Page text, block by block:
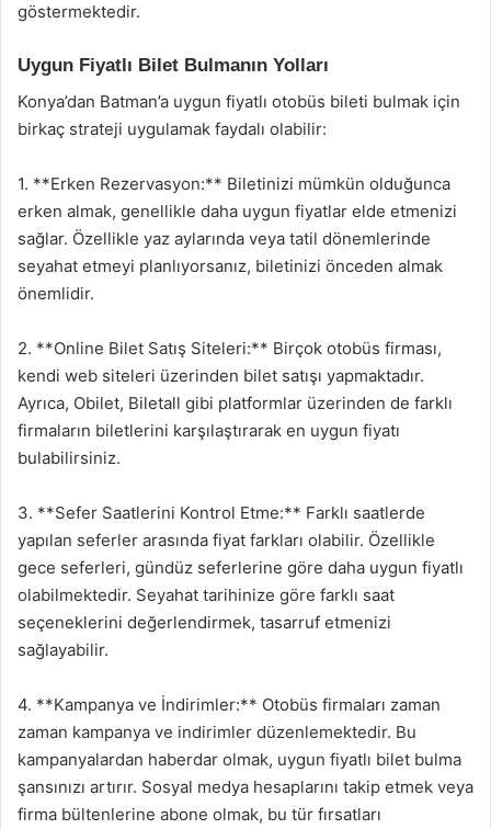
göstermektedir.
Uygun Fiyatlı Bilet Bulmanın Yolları
Konya’dan Batman’a uygun fiyatlı otobüs bileti bulmak için
birkaç strateji uygulamak faydalı olabilir:
1. **Erken Rezervasyon:** Biletinizi mümkün olduğunca
erken almak, genellikle daha uygun fiyatlar elde etmenizi
sağlar. Özellikle yaz aylarında veya tatil dönemlerinde
seyahat etmeyi planlıyorsanız, biletinizi önceden almak
önemlidir.
2. **Online Bilet Satış Siteleri:** Birçok otobüs firması,
kendi web siteleri üzerinden bilet satışı yapmaktadır.
Ayrıca, Obilet, Biletall gibi platformlar üzerinden de farklı
firmaların biletlerini karşılaştırarak en uygun fiyatı
bulabilirsiniz.
3. **Sefer Saatlerini Kontrol Etme:** Farklı saatlerde
yapılan seferler arasında fiyat farkları olabilir. Özellikle
gece seferleri, gündüz seferlerine göre daha uygun fiyatlı
olabilmektedir. Seyahat tarihinize göre farklı saat
seçeneklerini değerlendirmek, tasarruf etmenizi
sağlayabilir.
4. **Kampanya ve İndirimler:** Otobüs firmaları zaman
zaman kampanya ve indirimler düzenlemektedir. Bu
kampanyalardan haberdar olmak, uygun fiyatlı bilet bulma
şansınızı artırır. Sosyal medya hesaplarını takip etmek veya
firma bültenlerine abone olmak, bu tür fırsatları